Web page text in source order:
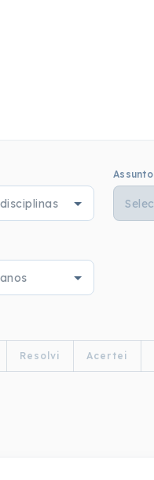
Assunto
Resolvi Acertei